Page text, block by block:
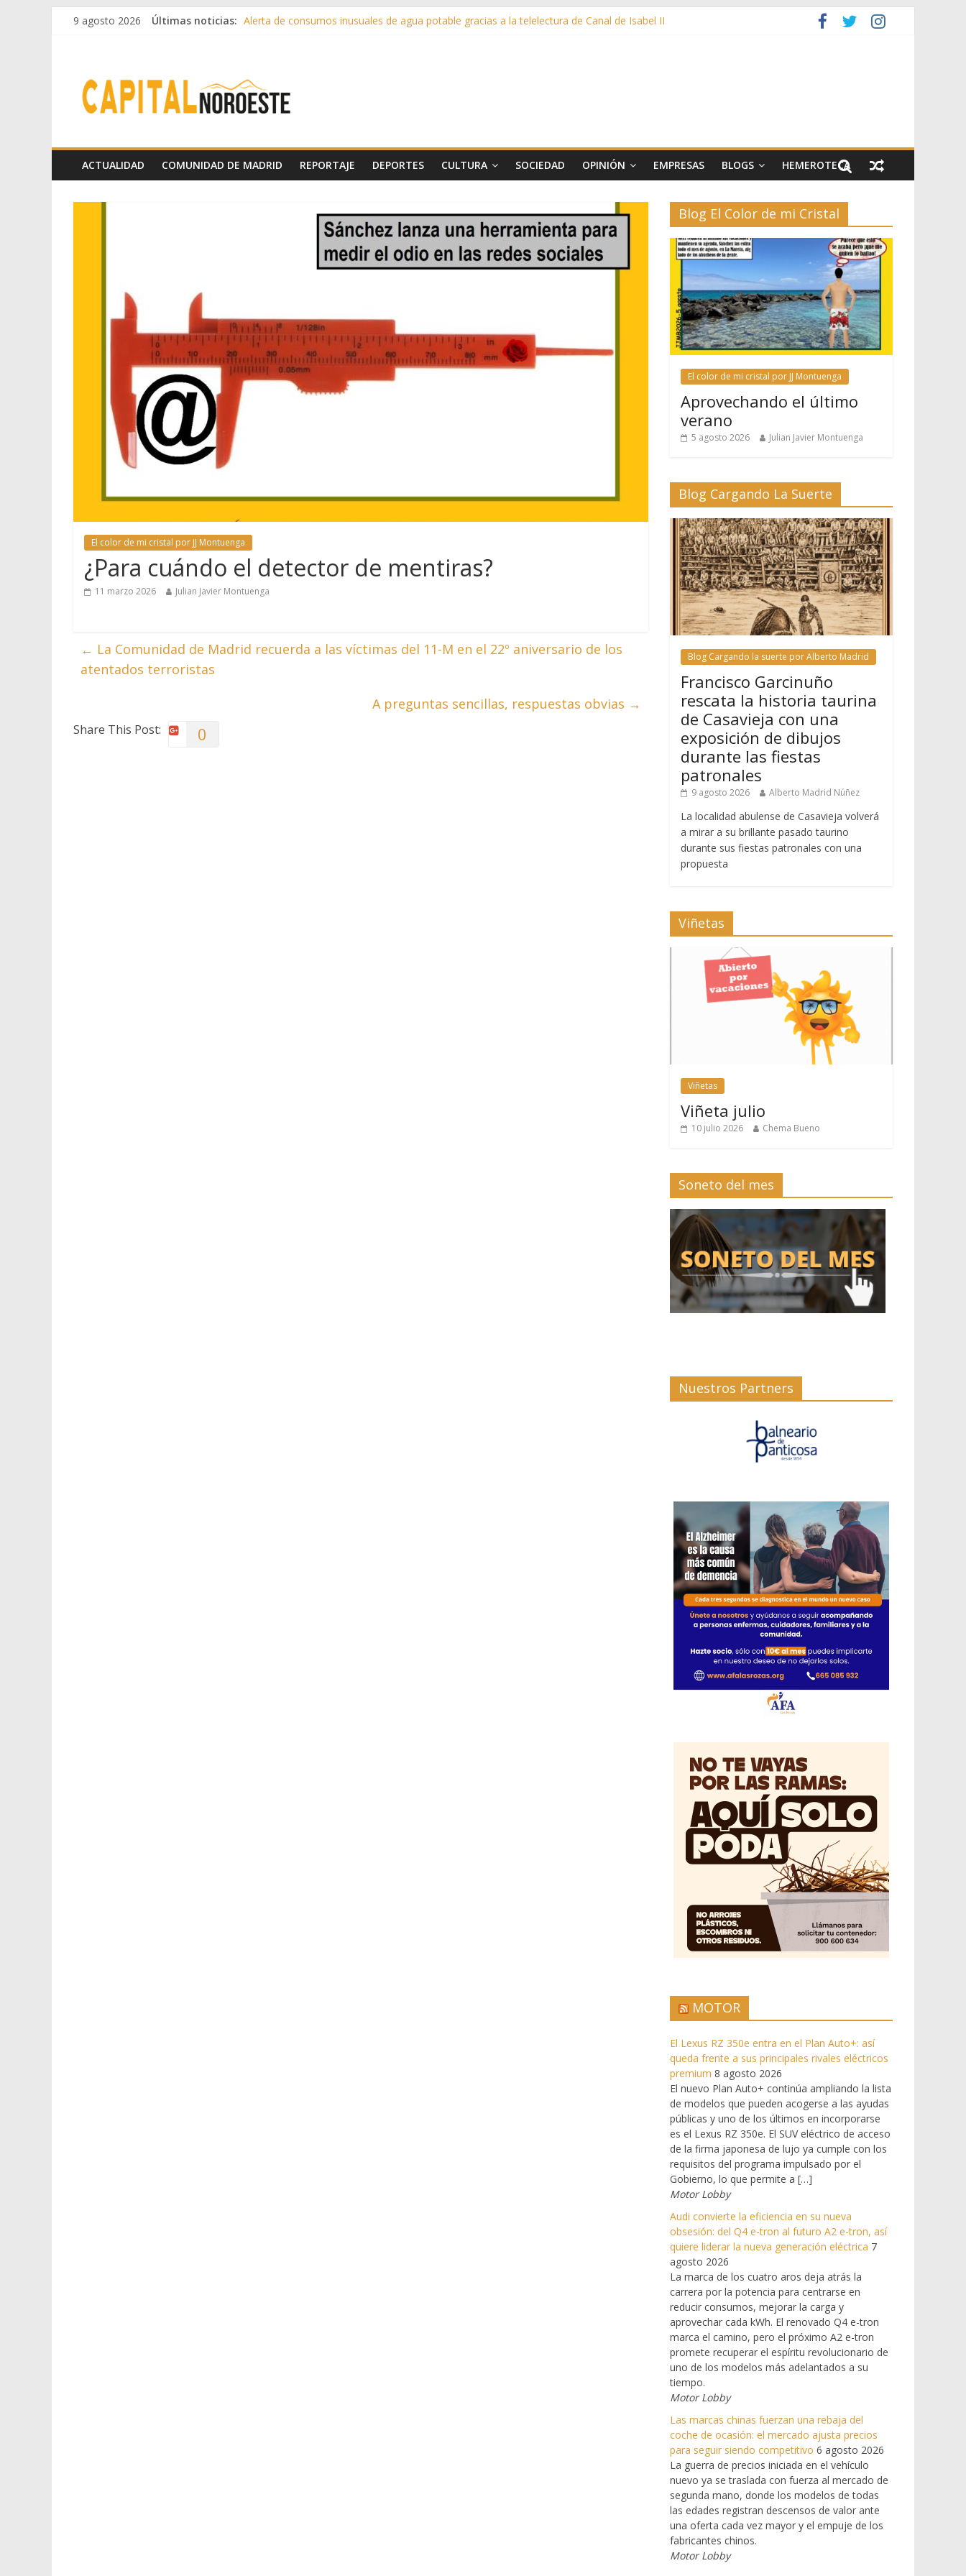
9 agosto 2026 Últimas noticias: Alerta de consumos inusuales de agua potable gracias a la telelectura de Canal de Isabel II
Boadilla destinó más de 11 millones de euros a ayudas y beneficios fiscales en 2025
ACTUALIDAD COMUNIDAD DE MADRID REPORTAJE DEPORTES CULTURA SOCIEDAD OPINIÓN EMPRESAS BLOGS HEMEROTECA
El color de mi cristal por JJ Montuenga
¿Para cuándo el detector de mentiras?
11 marzo 2026 Julian Javier Montuenga
← La Comunidad de Madrid recuerda a las víctimas del 11-M en el 22º aniversario de los
atentados terroristas
A preguntas sencillas, respuestas obvias →
Share This Post: 0
Blog El Color de mi Cristal
El color de mi cristal por JJ Montuenga
Aprovechando el último
verano
5 agosto 2026 Julian Javier Montuenga
Blog Cargando La Suerte
Blog Cargando la suerte por Alberto Madrid
Francisco Garcinuño
rescata la historia taurina
de Casavieja con una
exposición de dibujos
durante las fiestas
patronales
9 agosto 2026 Alberto Madrid Núñez
La localidad abulense de Casavieja volverá
a mirar a su brillante pasado taurino
durante sus fiestas patronales con una
propuesta
Viñetas
Viñetas
Viñeta julio
10 julio 2026 Chema Bueno
Soneto del mes
Nuestros Partners
MOTOR
El Lexus RZ 350e entra en el Plan Auto+: así
queda frente a sus principales rivales eléctricos
premium 8 agosto 2026
El nuevo Plan Auto+ continúa ampliando la lista
de modelos que pueden acogerse a las ayudas
públicas y uno de los últimos en incorporarse
es el Lexus RZ 350e. El SUV eléctrico de acceso
de la firma japonesa de lujo ya cumple con los
requisitos del programa impulsado por el
Gobierno, lo que permite a […]
Motor Lobby
Audi convierte la eficiencia en su nueva
obsesión: del Q4 e-tron al futuro A2 e-tron, así
quiere liderar la nueva generación eléctrica 7
agosto 2026
La marca de los cuatro aros deja atrás la
carrera por la potencia para centrarse en
reducir consumos, mejorar la carga y
aprovechar cada kWh. El renovado Q4 e-tron
marca el camino, pero el próximo A2 e-tron
promete recuperar el espíritu revolucionario de
uno de los modelos más adelantados a su
tiempo.
Motor Lobby
Las marcas chinas fuerzan una rebaja del
coche de ocasión: el mercado ajusta precios
para seguir siendo competitivo 6 agosto 2026
La guerra de precios iniciada en el vehículo
nuevo ya se traslada con fuerza al mercado de
segunda mano, donde los modelos de todas
las edades registran descensos de valor ante
una oferta cada vez mayor y el empuje de los
fabricantes chinos.
Motor Lobby